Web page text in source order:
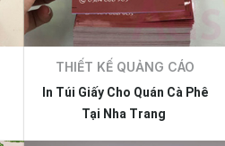
THIẾT KẾ QUẢNG CÁO
In Túi Giấy Cho Quán Cà Phê
Tại Nha Trang